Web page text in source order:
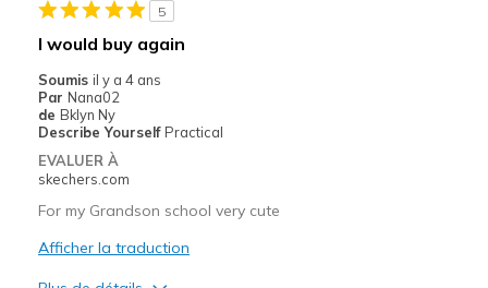
5
I would buy again
Soumis il y a 4 ans
Par Nana02
de Bklyn Ny
Describe Yourself Practical
EVALUER À
skechers.com
For my Grandson school very cute
Afficher la traduction